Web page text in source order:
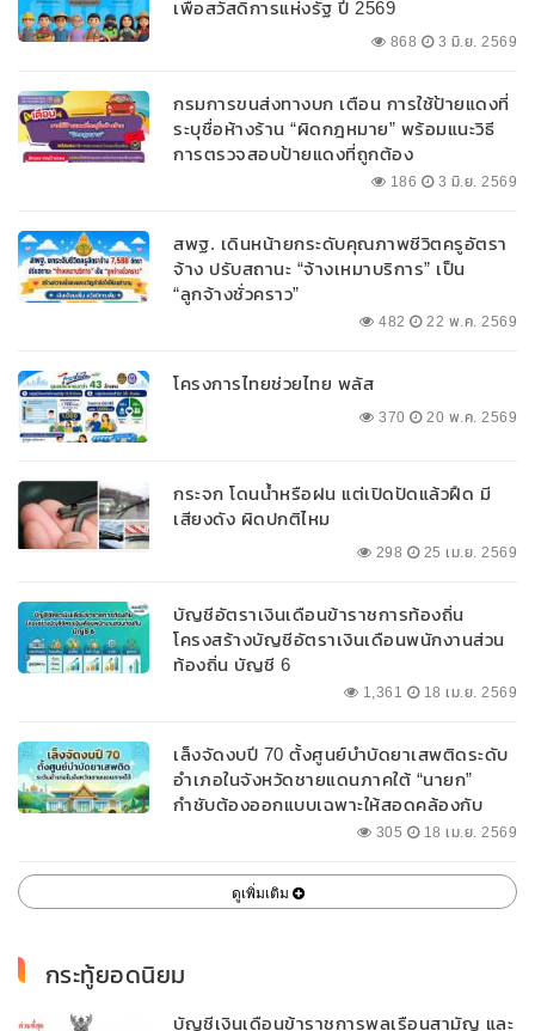
เพื่อสวัสดิการแห่งรัฐ ปี 2569
868 3 มิ.ย. 2569
กรมการขนส่งทางบก เตือน การใช้ป้ายแดงที่
ระบุชื่อห้างร้าน “ผิดกฎหมาย” พร้อมแนะวิธี
การตรวจสอบป้ายแดงที่ถูกต้อง
186 3 มิ.ย. 2569
สพฐ. เดินหน้ายกระดับคุณภาพชีวิตครูอัตรา
จ้าง ปรับสถานะ “จ้างเหมาบริการ” เป็น
“ลูกจ้างชั่วคราว”
482 22 พ.ค. 2569
โครงการไทยช่วยไทย พลัส
370 20 พ.ค. 2569
กระจก โดนน้ำหรือฝน แต่เปิดปัดแล้วฝืด มี
เสียงดัง ผิดปกติไหม
298 25 เม.ย. 2569
บัญชีอัตราเงินเดือนข้าราชการท้องถิ่น
โครงสร้างบัญชีอัตราเงินเดือนพนักงานส่วน
ท้องถิ่น บัญชี 6
1,361 18 เม.ย. 2569
เล็งจัดงบปี 70 ตั้งศูนย์บำบัดยาเสพติดระดับ
อำเภอในจังหวัดชายแดนภาคใต้ “นายก”
กำชับต้องออกแบบเฉพาะให้สอดคล้องกับ
305 18 เม.ย. 2569
ดูเพิ่มเติม
กระทู้ยอดนิยม
บัญชีเงินเดือนข้าราชการพลเรือนสามัญ และ